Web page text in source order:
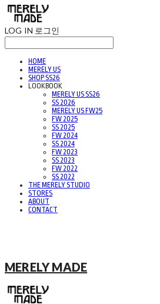
LOG IN 로그인
HOME
MERELY US
SHOP SS26
LOOKBOOK
MERELY US SS26
SS 2026
MERELY US FW25
FW 2025
SS 2025
FW 2024
SS 2024
FW 2023
SS 2023
FW 2022
SS 2022
THE MERELY STUDIO
STORES
ABOUT
CONTACT
MERELY MADE